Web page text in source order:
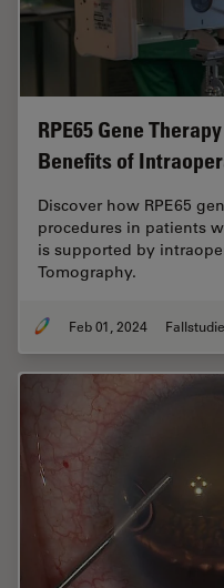
RPE65 Gene
Benefits of
Discover how RPE65
procedures in patients
is supported by
Tomography.
Feb 01, 2024 Fallstudie